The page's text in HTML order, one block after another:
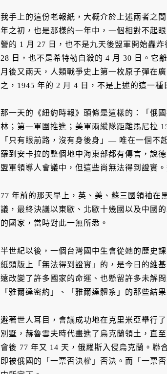
我手上的這份老報紙，大概介於上述兩者之
年之初，也是那樣的一年中，一個相對不起
營的 1 月 27 日，也不是九天後盟軍開始轟
28 日，也不是希特勒自殺的 4 月 30 日。它
月後又兩天，人類戰爭史上第一枚原子彈在
之，1945 年的 2 月 4 日，不是上述的這一種
那一天的《紐約時報》頭條是這樣的：「俄
林；第一軍團推進；美軍兩縱隊距離馬尼拉
「只有眼前路，沒有身後身」— 唯在一個不
羅到安卡拉的整個地中海東部都有傳言，說
盟軍領導人會議中，但這些尚無法得到證實
77 年前的那天早上，英、美、蘇三國領袖在
議，最終決議以東歐、北歐十幾國以及中國
的國家，當時對此一無所悉。
半世紀以後，一個台灣國中生會從她的歷史
紙頭版上「無法得到證實」的，是今日的維
遠改變了許多國家的命運、也懸留許多未解
「雅爾達密約」、「雅爾達體系」的那些結果
避著世人耳目，會議成功地在克里米亞舉行
別墅，赫魯雪夫時代畫進了烏克蘭領土，直
會後 77 年又 14 天，俄羅斯入侵烏克蘭。聯
即被俄國的「一票否決權」否決。而「一票